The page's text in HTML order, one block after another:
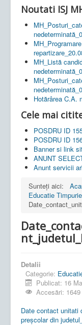
Noutati ISJ
MH_Listă
Hotărârea C.A.
Cele mai
POSDRU ID
POSDRU ID
Banner si link
ANUNT
Anunt servicii
Sunteți aici:
Educatie Timpurie
Detalii
Categorie:
Publicat: 16
Accesări: 1649
Date contact unitati
preșcolar din